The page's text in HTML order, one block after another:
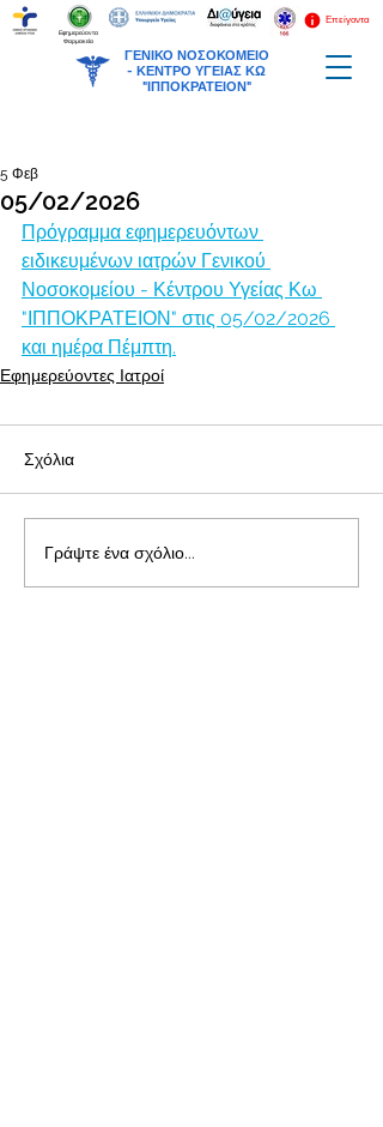
ΓΕΝΙΚΟ ΝΟΣΟΚΟΜΕΙΟ
- ΚΕΝΤΡΟ ΥΓΕΙΑΣ ΚΩ
"ΙΠΠΟΚΡΑΤΕΙΟΝ"
Επείγοντα
Εφημερεύοντα
Φαρμακεία
05/02/2026
5 Φεβ
Πρόγραμμα εφημερευόντων
ειδικευμένων ιατρών Γενικού
Νοσοκομείου - Κέντρου Υγείας Κω
"ΙΠΠΟΚΡΑΤΕΙΟΝ" στις 05/02/2026
και ημέρα Πέμπτη.
Εφημερεύοντες Ιατροί
Σχόλια
Γράψτε ένα σχόλιο...